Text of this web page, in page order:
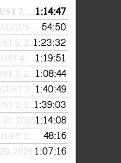
7, 2026
1:14:47
6, 2026
54:50
5, 2026 1:23:32
4, 2026
1:19:51
3, 2026 1:08:44
2, 2026 1:40:49
1, 2026 1:39:03
31, 20261:14:08
30, 2026
48:16
20261:07:16